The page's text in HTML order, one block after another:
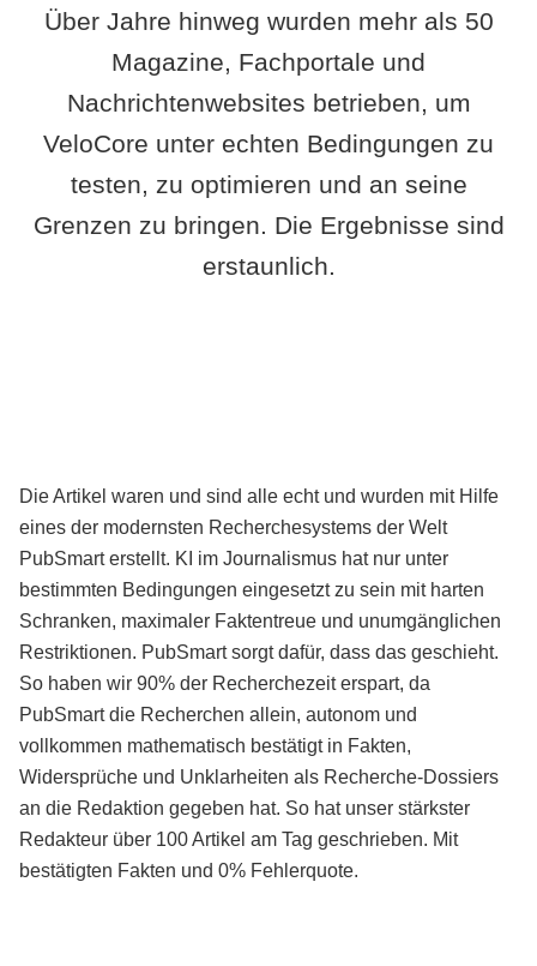
Über Jahre hinweg wurden mehr als 50
Magazine, Fachportale und
Nachrichtenwebsites betrieben, um
VeloCore unter echten Bedingungen zu
testen, zu optimieren und an seine
Grenzen zu bringen. Die Ergebnisse sind
erstaunlich.
Die Artikel waren und sind alle echt und wurden mit Hilfe
eines der modernsten Recherchesystems der Welt
PubSmart erstellt. KI im Journalismus hat nur unter
bestimmten Bedingungen eingesetzt zu sein mit harten
Schranken, maximaler Faktentreue und unumgänglichen
Restriktionen. PubSmart sorgt dafür, dass das geschieht.
So haben wir 90% der Recherchezeit erspart, da
PubSmart die Recherchen allein, autonom und
vollkommen mathematisch bestätigt in Fakten,
Widersprüche und Unklarheiten als Recherche-Dossiers
an die Redaktion gegeben hat. So hat unser stärkster
Redakteur über 100 Artikel am Tag geschrieben. Mit
bestätigten Fakten und 0% Fehlerquote.